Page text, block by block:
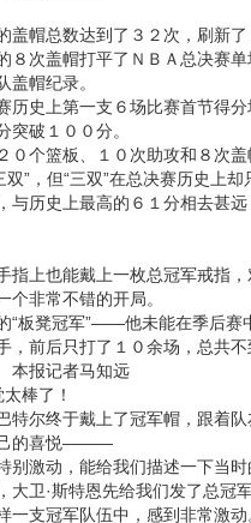
帽总数达到了３２次，刷新了
８次盖帽打平了ＮＢＡ总决赛
盖帽纪录。
史上第一支６场比赛首节得分
突破１００分。
个篮板、１０次助攻和８次盖
”，但“三双”在总决赛历史上
与历史上最高的６１分相去甚
上也能戴上一枚总冠军戒指，
个非常不错的开局。
凳冠军”——他未能在季后赛
，前后只打了１０余场，总共
本报记者马知远
棒了！
尔终于戴上了冠军帽，跟着队
己的喜悦———
激动，能给我们描述一下当时
卫·斯特恩先给我们发了总冠
一支冠军队伍中，感到非常激动